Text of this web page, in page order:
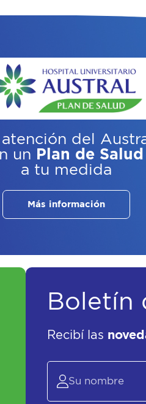
atención del
un Plan de Salud
a tu medida
Más información
Boletín
Recibí las